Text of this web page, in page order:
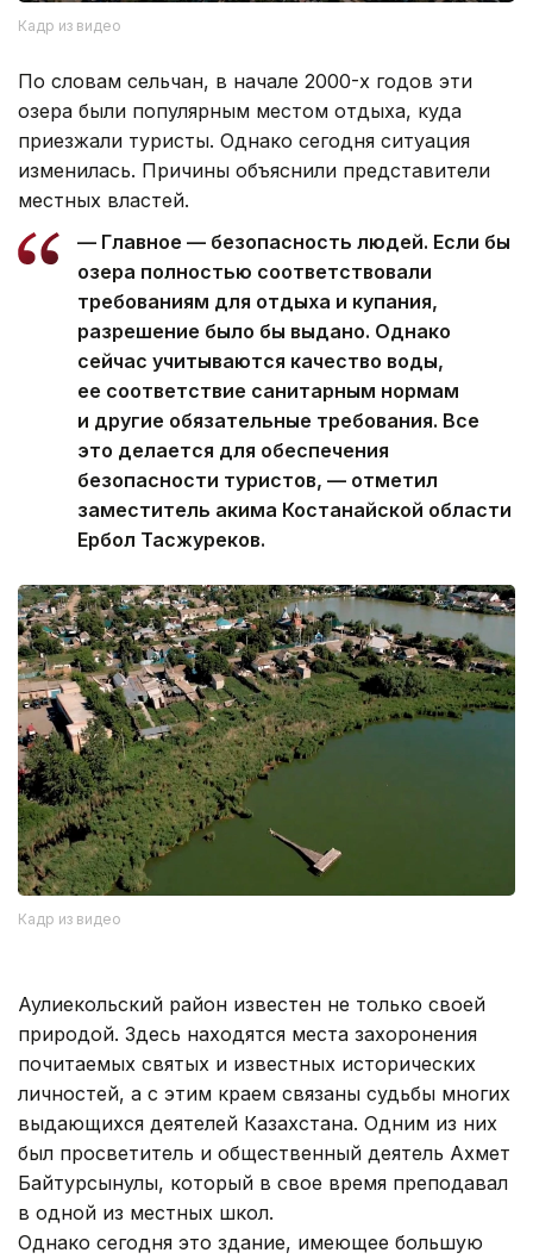
Кадр из видео
По словам сельчан, в начале 2000-х годов эти
озера были популярным местом отдыха, куда
приезжали туристы. Однако сегодня ситуация
изменилась. Причины объяснили представители
местных властей.
— Главное — безопасность людей. Если бы
озера полностью соответствовали
требованиям для отдыха и купания,
разрешение было бы выдано. Однако
сейчас учитываются качество воды,
ее соответствие санитарным нормам
и другие обязательные требования. Все
это делается для обеспечения
безопасности туристов, — отметил
заместитель акима Костанайской области
Ербол Тасжуреков.
Кадр из видео
Аулиекольский район известен не только своей
природой. Здесь находятся места захоронения
почитаемых святых и известных исторических
личностей, а с этим краем связаны судьбы многих
выдающихся деятелей Казахстана. Одним из них
был просветитель и общественный деятель Ахмет
Байтурсынулы, который в свое время преподавал
в одной из местных школ.
Однако сегодня это здание, имеющее большую